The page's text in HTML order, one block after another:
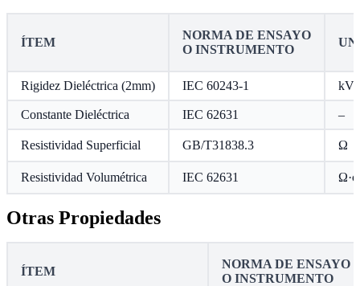
ÍTEM
NORMA DE ENSAYO
O INSTRUMENTO
Rigidez Dieléctrica (2mm) IEC 60243-1 kV/
Constante Dieléctrica IEC 62631 –
Resistividad Superficial GB/T31838.3 Ω
Resistividad Volumétrica IEC 62631
Otras Propiedades
ÍTEM
NORMA DE ENSAYO
O INSTRUMENTO